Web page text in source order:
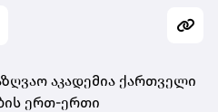
აკადემია ქართველი
ერთ-ერთი